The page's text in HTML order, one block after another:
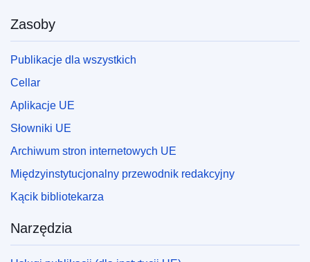
Zasoby
Publikacje dla wszystkich
Cellar
Aplikacje UE
Słowniki UE
Archiwum stron internetowych UE
Międzyinstytucjonalny przewodnik redakcyjny
Kącik bibliotekarza
Narzędzia